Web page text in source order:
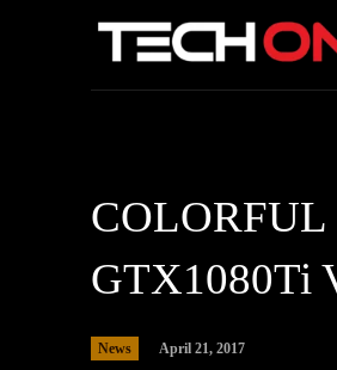
GTX1080Ti
News April 21, 2017